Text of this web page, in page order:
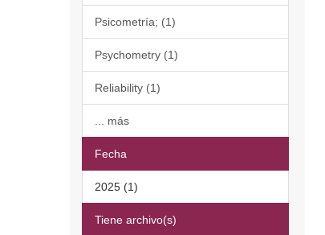
Psicometría; (1)
Psychometry (1)
Reliability (1)
... más
Fecha
2025 (1)
Tiene archivo(s)